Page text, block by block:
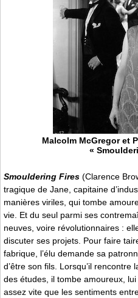
Malcolm McGregor et
«
Smouldering Fires (Clarence
tragique de Jane, capitaine
manières viriles, qui tombe
vie. Et du seul parmi ses
neuves, voire révolutionnaires :
discuter ses projets. Pour faire
fabrique, l’élu demande sa
d’être son fils. Lorsqu’il
des études, il tombe amoureux,
assez vite que les sentiments